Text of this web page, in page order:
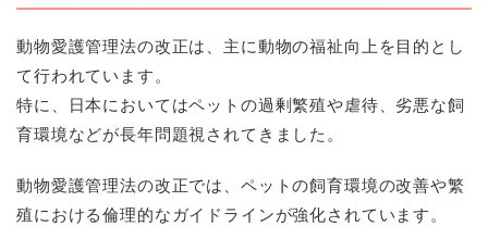
動物愛護管理法の改正は、主に動物の福祉向上を目的とし
て行われています。
特に、日本においてはペットの過剰繁殖や虐待、劣悪な飼
育環境などが長年問題視されてきました。
動物愛護管理法の改正では、ペットの飼育環境の改善や繁
殖における倫理的なガイドラインが強化されています。